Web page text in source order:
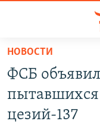
упрощенного
доступа
основному
ПРОГРАММЫ
АВТОРСКИЕ
НОВОСТИ
ФСБ
цезий-137